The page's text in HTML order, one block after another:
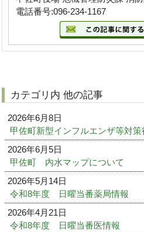
電話番号:096-234-1167
カテゴリ内 他の記事
2026年6月8日
甲佐町新型インフルエンザ等対
2026年6月5日
甲佐町 内水マップについて
2026年5月14日
令和8年度 日曜当番薬局情報
2026年4月21日
令和8年度 日曜当番医情報